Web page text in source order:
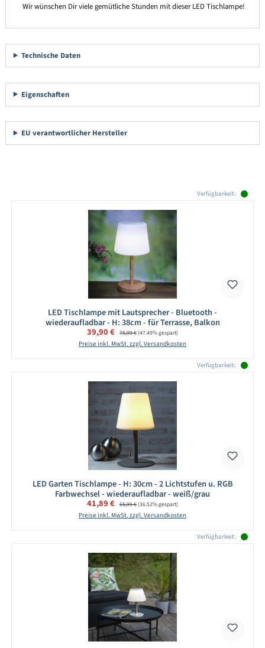
Wir wünschen Dir viele gemütliche Stunden mit dieser LED Tischlampe!
Technische Daten
Eigenschaften
EU verantwortlicher Hersteller
Verfügbarkeit:
LED Tischlampe mit Lautsprecher - Bluetooth -
wiederaufladbar - H: 38cm - für Terrasse, Balkon
Verkaufspreis:
39,90 € Regulärer Preis:
75,99 €(47.49% gespart)
Preise inkl. MwSt. zzgl. Versandkosten
Verfügbarkeit:
LED Garten Tischlampe - H: 30cm - 2 Lichtstufen u. RGB
Farbwechsel - wiederaufladbar - weiß/grau
Verkaufspreis:
41,89 € Regulärer Preis:
65,99 €(36.52% gespart)
Preise inkl. MwSt. zzgl. Versandkosten
Verfügbarkeit: